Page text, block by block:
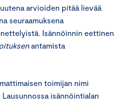
arvioiden pitää lievää
seuraamuksena
Isännöinnin eettinen
antamista
toimijan nimi
isännöintialan